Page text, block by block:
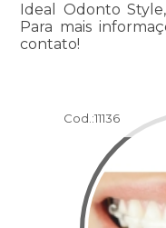
Ideal Odonto
Para mais
contato!
Cod.:11136